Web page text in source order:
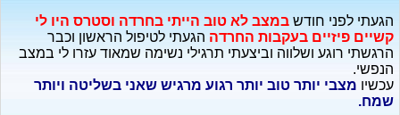
הגעתי לפני חודש במצב לא טוב הייתי בחרדה וסטרס היו לי
קשיים פיזיים בעקבות החרדה הגעתי לטיפול הראשון וכבר
הרגשתי רוגע ושלווה וביצעתי תרגילי נשימה שמאוד עזרו לי במצב
הנפשי.
עכשיו מצבי יותר טוב יותר רגוע מרגיש שאני בשליטה ויותר
שמח.